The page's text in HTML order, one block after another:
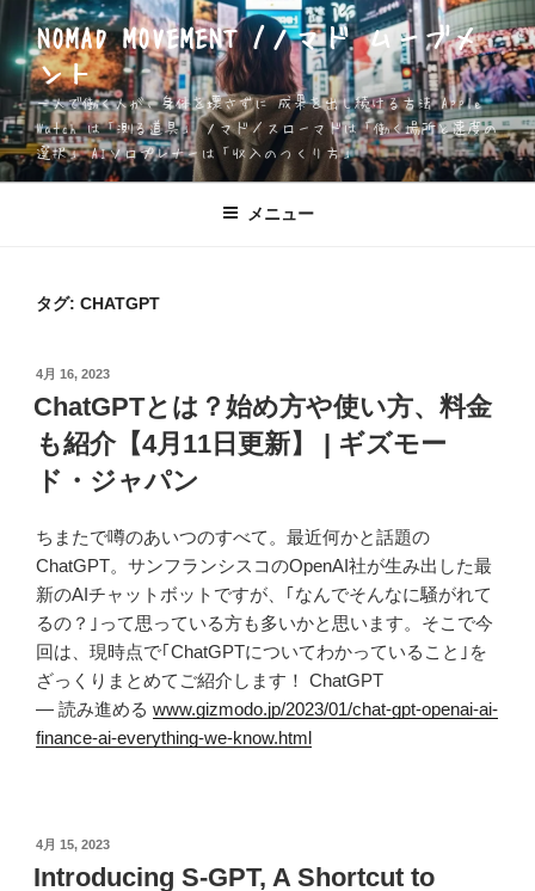
ン
テ
ン
ツ
へ
ス
NOMAD MOVEMENT /ノマド ムーブメ
ント
一人で働く人が、身体を壊さずに 成果を出し続ける方法 Apple
Watch は「測る道具」 ノマド／スローマドは「働く場所と速度の
選択」 AIソロプレナーは「収入のつくり方」
メニュー
タグ: CHATGPT
投
日:
4月 16, 2023
ChatGPTとは？始め方や使い方、料金
も紹介【4月11日更新】 | ギズモー
ド・ジャパン
ちまたで噂のあいつのすべて。最近何かと話題の
ChatGPT。サンフランシスコのOpenAI社が生み出した最
新のAIチャットボットですが、｢なんでそんなに騒がれて
るの？｣って思っている方も多いかと思います。そこで今
回は、現時点で｢ChatGPTについてわかっていること｣を
ざっくりまとめてご紹介します！ ChatGPT
— 読み進める www.gizmodo.jp/2023/01/chat-gpt-openai-ai-
finance-ai-everything-we-know.html
投
日:
4月 15, 2023
Introducing S-GPT, A Shortcut to